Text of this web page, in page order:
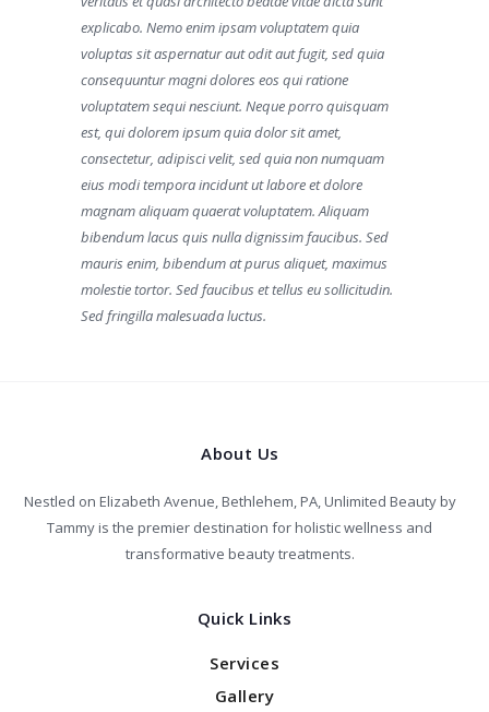
explicabo. Nemo enim ipsam voluptatem quia
voluptas sit aspernatur aut odit aut fugit, sed quia
consequuntur magni dolores eos qui ratione
voluptatem sequi nesciunt. Neque porro quisquam
est, qui dolorem ipsum quia dolor sit amet,
consectetur, adipisci velit, sed quia non numquam
eius modi tempora incidunt ut labore et dolore
magnam aliquam quaerat voluptatem. Aliquam
bibendum lacus quis nulla dignissim faucibus. Sed
mauris enim, bibendum at purus aliquet, maximus
molestie tortor. Sed faucibus et tellus eu sollicitudin.
Sed fringilla malesuada luctus.
About Us
Nestled on Elizabeth Avenue, Bethlehem, PA, Unlimited Beauty by
Tammy is the premier destination for holistic wellness and
transformative beauty treatments.
Quick Links
Services
Gallery